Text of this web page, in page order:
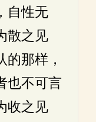
自性无
散之见
那样，
也不可言
收之见